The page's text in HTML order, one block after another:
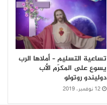
تساعية التسليم – أملاها الرب
يسوع على المكرّم الأب
دوليندو روتولو
12 نوفمبر، 2019